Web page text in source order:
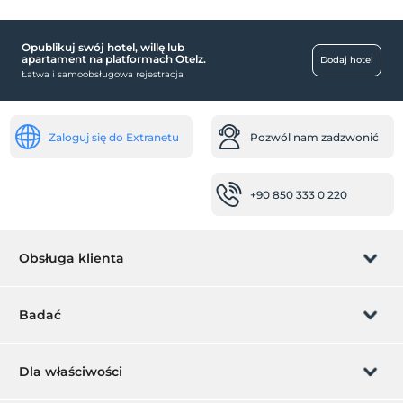
Zewnętrzny basen
transport
Transfer lotniskowy (płatny)
pokoje dźwiękoszczelne
Ekspresowe zameldowanie / wymeldowanie
Przegląd najważniejszych wydarzeń
Opublikuj swój hotel, willę lub
apartament na platformach Otelz.
Łatwa i samoobsługowa rejestracja
Dodaj hotel
Zaloguj się do Extranetu Pozwól nam zadzwonić
+90 850 333 0 220
Obsługa klienta
Zarządzanie rezerwacją
Badać
Karta podarunkowa
Dla właściwości